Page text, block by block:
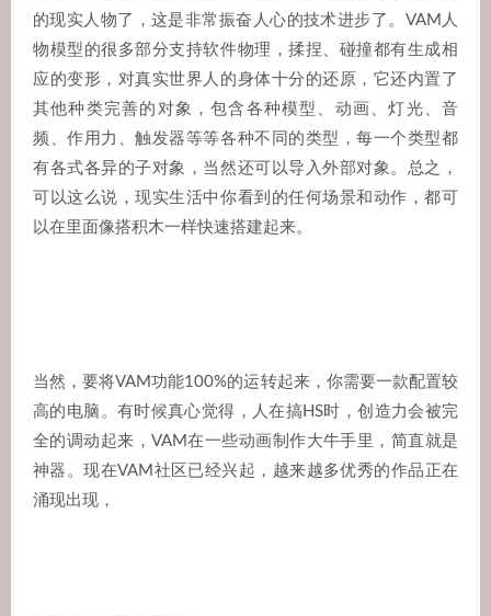
的现实人物了，这是非常振奋人心的技术进步了。VAM人
物模型的很多部分支持软件物理，揉捏、碰撞都有生成相
应的变形，对真实世界人的身体十分的还原，它还内置了
其他种类完善的对象，包含各种模型、动画、灯光、音
频、作用力、触发器等等各种不同的类型，每一个类型都
有各式各异的子对象，当然还可以导入外部对象。总之，
可以这么说，现实生活中你看到的任何场景和动作，都可
以在里面像搭积木一样快速搭建起来。
当然，要将VAM功能100%的运转起来，你需要一款配置较
高的电脑。有时候真心觉得，人在搞HS时，创造力会被完
全的调动起来，VAM在一些动画制作大牛手里，简直就是
神器。现在VAM社区已经兴起，越来越多优秀的作品正在
涌现出现，